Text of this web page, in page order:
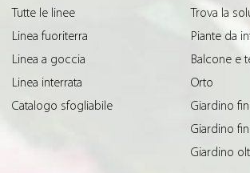
Tutte le linee
Linea fuoriterra
Linea a goccia
Linea interrata
Catalogo sfogliabile
Trova la
Piante da
Balcone e
Orto
Giardino
Giardino
Giardino